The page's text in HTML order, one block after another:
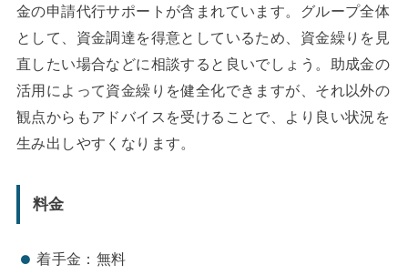
金の申請代行サポートが含まれています。グループ全体
として、資金調達を得意としているため、資金繰りを見
直したい場合などに相談すると良いでしょう。助成金の
活用によって資金繰りを健全化できますが、それ以外の
観点からもアドバイスを受けることで、より良い状況を
生み出しやすくなります。
料金
着手金：無料